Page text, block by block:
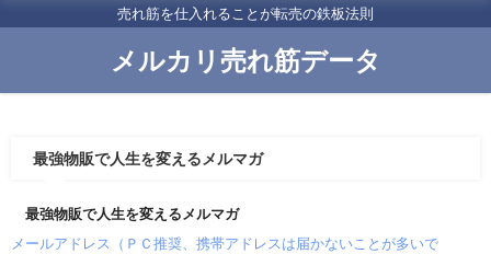
売れ筋を仕入れることが転売の鉄板法則
メルカリ売れ筋データ
最強物販で人生を変えるメルマガ
最強物販で人生を変えるメルマガ
メールアドレス（ＰＣ推奨、携帯アドレスは届かないことが多いで